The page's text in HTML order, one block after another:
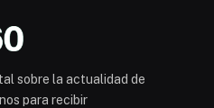
sobre la actualidad de
para recibir